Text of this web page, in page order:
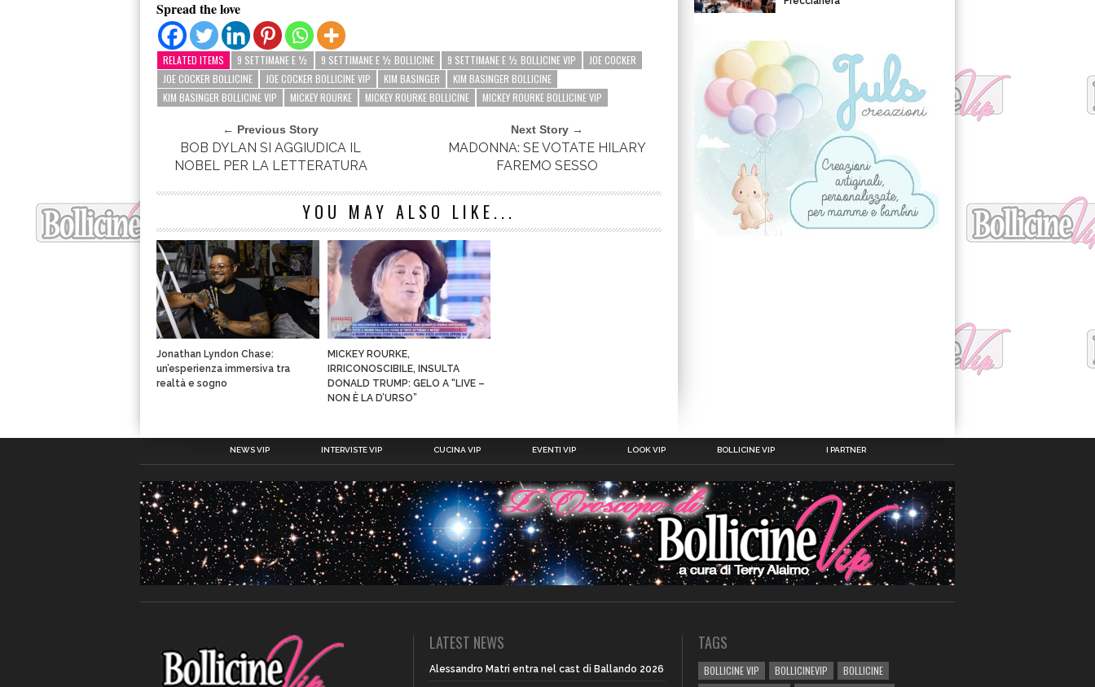
Spread the love
RELATED ITEMS 9 SETTIMANE E ½ 9 SETTIMANE E ½ BOLLICINE 9 SETTIMANE E ½ BOLLICINE VIP
JOE COCKER
JOE COCKER BOLLICINE
JOE COCKER BOLLICINE VIP KIM BASINGER
KIM BASINGER BOLLICINE
KIM BASINGER BOLLICINE VIP
MICKEY ROURKE MICKEY ROURKE BOLLICINE MICKEY ROURKE BOLLICINE VIP
← Previous Story
BOB DYLAN SI AGGIUDICA IL
NOBEL PER LA LETTERATURA
Next Story →
MADONNA: SE VOTATE HILARY
FAREMO SESSO
YOU MAY ALSO LIKE...
Jonathan Lyndon Chase:
un’esperienza immersiva tra
realtà e sogno
MICKEY ROURKE,
IRRICONOSCIBILE, INSULTA
DONALD TRUMP: GELO A “LIVE –
NON È LA D’URSO”
NEWS VIP INTERVISTE VIP CUCINA VIP EVENTI VIP LOOK VIP BOLLICINE VIP I PARTNER
LATEST NEWS
Alessandro Matri entra nel cast di Ballando 2026
TAGS
BOLLICINE VIP BOLLICINEVIP
BOLLICINE